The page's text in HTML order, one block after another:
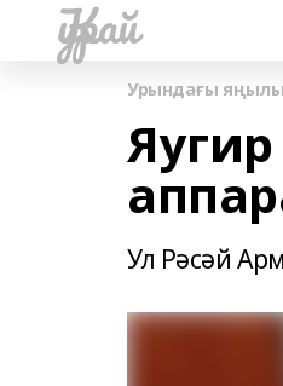
Ҡурай
Урындағы
Ул Рәсәй